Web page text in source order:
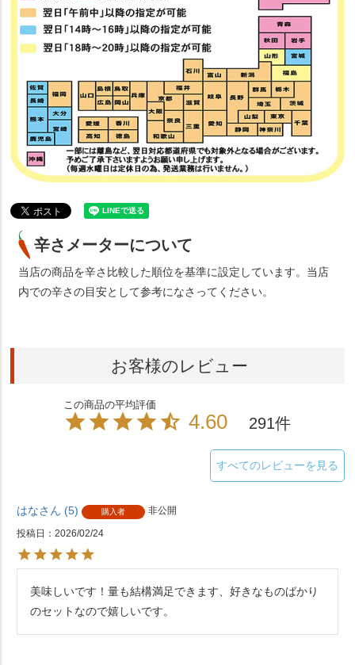
辛さメーターについて
当店の商品を辛さ比較した順位を基準に設定しています。当店
内での辛さの目安として参考になさってください。
お客様のレビュー
4.60 291
すべてのレビューを見る
はな 5 購入者 非公開
投稿日 2026/02/24
美味しいです！量も結構満足できます、好きなものばかり
のセットなので嬉しいです。